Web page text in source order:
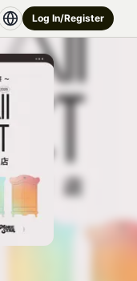
Log In/Register